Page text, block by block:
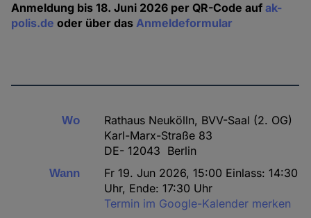
Anmeldung bis 18. Juni 2026 per QR-Code aufak-
polis.de oder über dasAnmeldeformular
Wo
Rathaus Neukölln, BVV-Saal (2. OG)
Karl-Marx-Straße 83
DE- 12043 Berlin
Wann
Fr 19. Jun 2026, 15:00 Einlass: 14:30
Uhr, Ende: 17:30 Uhr
Termin im Google-Kalender merken